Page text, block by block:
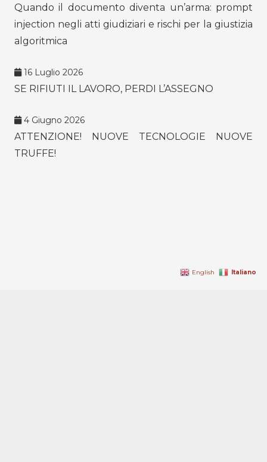
Quando il documento diventa un’arma: prompt
injection negli atti giudiziari e rischi per la giustizia
algoritmica
16 Luglio 2026
SE RIFIUTI IL LAVORO, PERDI L’ASSEGNO
4 Giugno 2026
ATTENZIONE! NUOVE TECNOLOGIE NUOVE
TRUFFE!
English Italiano